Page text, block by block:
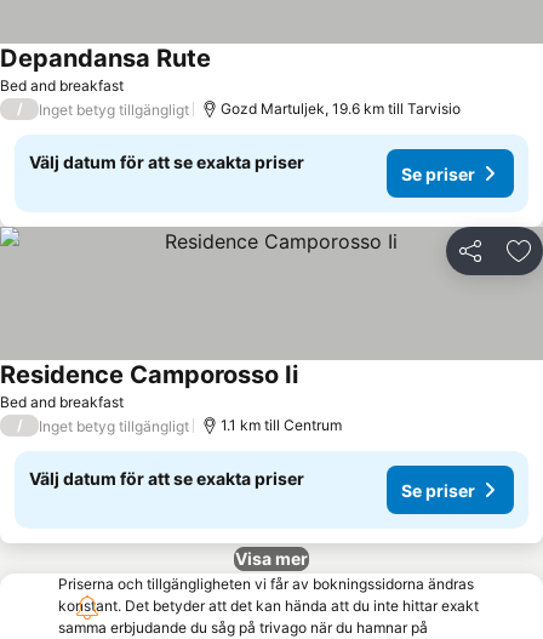
Bed and breakfast
Depandansa Rute
/ Inget betyg tillgängligt Gozd Martuljek, 19.6 km till Tarvisio
Välj datum för att se exakta priser
Se priser
Dela
Bed and breakfast
Residence Camporosso IiSe priser
/ Inget betyg tillgängligt 1.1 km till Centrum
Välj datum för att se exakta priser
Se priser
Visa mer
Priserna och tillgängligheten vi får av bokningssidorna ändras
konstant. Det betyder att det kan hända att du inte hittar exakt
samma erbjudande du såg på trivago när du hamnar på